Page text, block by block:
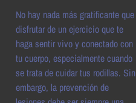
No hay nada más gratificante que
disfrutar de un ejercicio que te
haga sentir vivo y conectado con
tu cuerpo, especialmente cuando
se trata de cuidar tus rodillas. Sin
embargo, la prevención de